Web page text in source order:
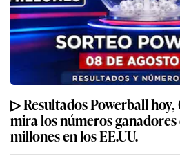
▷ Resultados Powerball hoy,
mira los números
millones en los EE.UU.